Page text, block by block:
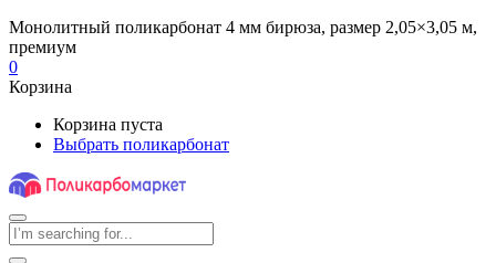
Монолитный поликарбонат 4 мм бирюза, размер 2,05×3,05 м,
премиум
0
Корзина
Корзина пуста
Выбрать поликарбонат